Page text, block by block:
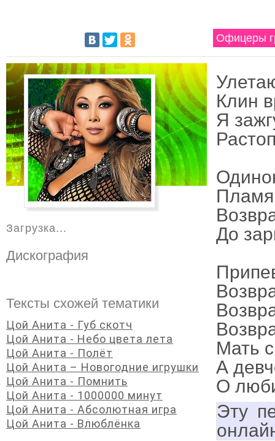
Офицеры
Клин
Я
Пламя
До
Мать
А
О
Эту
Загрузка...
Дискография
Тексты схожей тематики
Цой Анита - Губ скотч
Цой Анита - Небо цвета лета
Цой Анита - Полёт
Цой Анита – Новогодние игрушки
Цой Анита - Помнить
Цой Анита - 1000000 минут
Цой Анита - Абсолютная игра
Цой Анита - Влюблёнка